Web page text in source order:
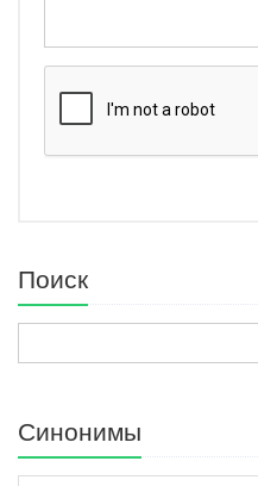
Поиск
Синонимы